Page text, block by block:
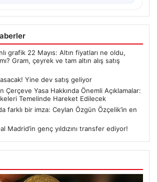
grafik 22 Mayıs: Altın fiyatları ne oldu,
Gram, çeyrek ve tam altın alış satış
Yine dev satış geliyor
Çerçeve Yasa Hakkında Önemli Açıklamalar:
Temelinde Hareket Edilecek
farklı bir imza: Ceylan Özgün Özçelik’in en
Madrid’in genç yıldızını transfer ediyor!